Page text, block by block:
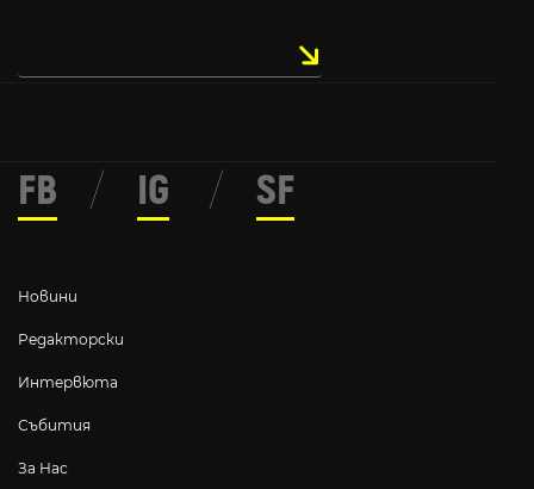
Новини
Редакторски
Интервюта
Събития
За Нас
FB / IG / SF